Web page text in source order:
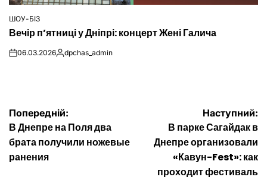
ОПУБЛІКУВАТИ
У
ШОУ-БІЗ
Вечір п’ятниці у Дніпрі: концерт Жені Галича
on06.03.2026Опубліковано
dpchas_admin
Навігація
записів
Попередній:
В Днепре на Поля два
брата получили ножевые
ранения
Наступний:
В парке Сагайдак в
Днепре организовали
«Кавун-Fest»: как
проходит фестиваль